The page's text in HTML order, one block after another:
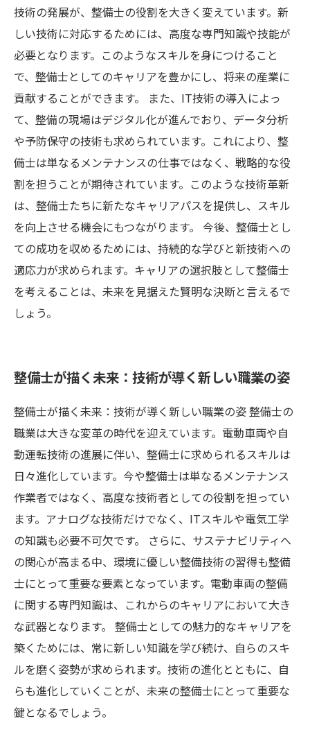
技術の発展が、整備士の役割を大きく変えています。新
しい技術に対応するためには、高度な専門知識や技能が
必要となります。このようなスキルを身につけること
で、整備士としてのキャリアを豊かにし、将来の産業に
貢献することができます。 また、IT技術の導入によっ
て、整備の現場はデジタル化が進んでおり、データ分析
や予防保守の技術も求められています。これにより、整
備士は単なるメンテナンスの仕事ではなく、戦略的な役
割を担うことが期待されています。このような技術革新
は、整備士たちに新たなキャリアパスを提供し、スキル
を向上させる機会にもつながります。 今後、整備士とし
ての成功を収めるためには、持続的な学びと新技術への
適応力が求められます。キャリアの選択肢として整備士
を考えることは、未来を見据えた賢明な決断と言えるで
しょう。
整備士が描く未来：技術が導く新しい職業の姿
整備士が描く未来：技術が導く新しい職業の姿 整備士の
職業は大きな変革の時代を迎えています。電動車両や自
動運転技術の進展に伴い、整備士に求められるスキルは
日々進化しています。今や整備士は単なるメンテナンス
作業者ではなく、高度な技術者としての役割を担ってい
ます。アナログな技術だけでなく、ITスキルや電気工学
の知識も必要不可欠です。 さらに、サステナビリティへ
の関心が高まる中、環境に優しい整備技術の習得も整備
士にとって重要な要素となっています。電動車両の整備
に関する専門知識は、これからのキャリアにおいて大き
な武器となります。 整備士としての魅力的なキャリアを
築くためには、常に新しい知識を学び続け、自らのスキ
ルを磨く姿勢が求められます。技術の進化とともに、自
らも進化していくことが、未来の整備士にとって重要な
鍵となるでしょう。